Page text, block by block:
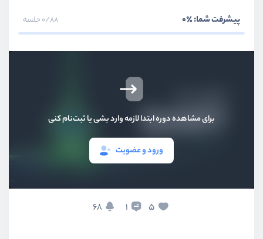
پیشرفت شما:٪0 0/88 جلسه
برای مشاهده دوره ابتدا لازمه وارد بشی یا ثبت‌نام کنی
ورود و عضویت
5
1
68
بخش پنجم دستورات کنترلی
تعریف تابع
پارامترهای نامگذاری شده